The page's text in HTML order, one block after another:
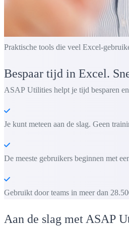
Praktische tools die veel Excel-
Bespaar tijd in Excel.
ASAP Utilities helpt je tijd besparen
Je kunt meteen aan de slag. Geen
De meeste gebruikers beginnen met
Gebruikt door teams in meer dan
Aan de slag met ASAP